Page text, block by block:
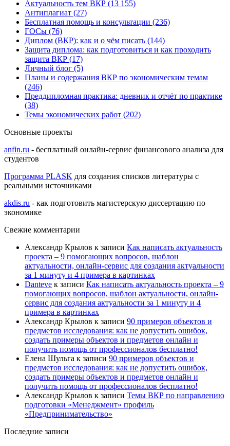
Актуальность тем ВКР (13 155)
Антиплагиат (27)
Бесплатная помощь и консультации (236)
ГОСы (76)
Диплом (ВКР): как и о чём писать (144)
Защита диплома: как подготовиться и как проходить
защита ВКР (17)
Личный блог (5)
Планы и содержания ВКР по экономическим темам
(246)
Преддипломная практика: дневник и отчёт по практике
(38)
Темы экономических работ (202)
Основные проекты
anfin.ru - бесплатный онлайн-сервис финансового анализа для
студентов
Программа PLASK для создания списков литературы с
реальными источниками
akdis.ru - как подготовить магистерскую диссертацию по
экономике
Свежие комментарии
Александр Крылов к записи Как написать актуальность
проекта – 9 помогающих вопросов, шаблон
актуальности, онлайн-сервис для создания актуальности
за 1 минуту и 4 примера в картинках
Danteve к записи Как написать актуальность проекта – 9
помогающих вопросов, шаблон актуальности, онлайн-
сервис для создания актуальности за 1 минуту и 4
примера в картинках
Александр Крылов к записи 90 примеров объектов и
предметов исследования: как не допустить ошибок,
создать примеры объектов и предметов онлайн и
получить помощь от профессионалов бесплатно!
Елена Шульга к записи 90 примеров объектов и
предметов исследования: как не допустить ошибок,
создать примеры объектов и предметов онлайн и
получить помощь от профессионалов бесплатно!
Александр Крылов к записи Темы ВКР по направлению
подготовки «Менеджмент» профиль
«Предпринимательство»
Последние записи